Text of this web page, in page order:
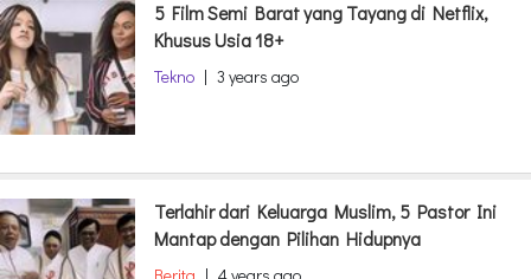
5 Film Semi Barat yang Tayang di Netflix,
Khusus Usia 18+
Tekno | 3 years ago
Terlahir dari Keluarga Muslim, 5 Pastor Ini
Mantap dengan Pilihan Hidupnya